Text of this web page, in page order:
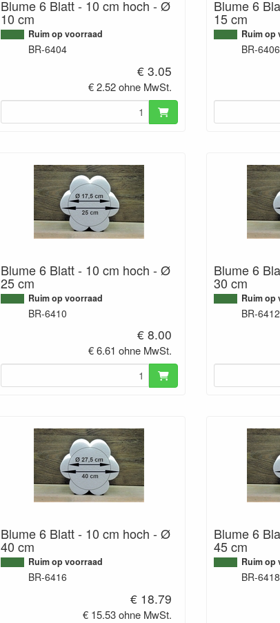
Blume 6 Blatt - 10 cm hoch - Ø
10 cm
Ruim op voorraad
BR-6404
€ 3.05
€ 2.52 ohne MwSt.
Blume 6
15 cm
Ruim op
BR-6406
Blume 6 Blatt - 10 cm hoch - Ø
25 cm
Ruim op voorraad
BR-6410
€ 8.00
€ 6.61 ohne MwSt.
Blume 6
30 cm
Ruim op
BR-6412
Blume 6 Blatt - 10 cm hoch - Ø
40 cm
Ruim op voorraad
BR-6416
€ 18.79
€ 15.53 ohne MwSt.
Blume 6
45 cm
Ruim op
BR-6418